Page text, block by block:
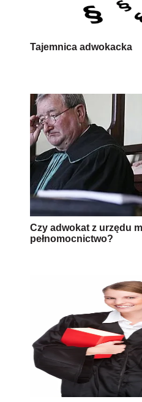
Tajemnica adwokacka
Czy adwokat z urzędu
pełnomocnictwo?